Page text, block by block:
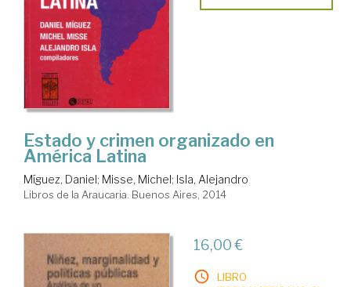
Estado y crimen organizado en
América Latina
Míguez, Daniel; Misse, Michel; Isla, Alejandro
Libros de la Araucaria. Buenos Aires, 2014
16,00 €
LIBRO